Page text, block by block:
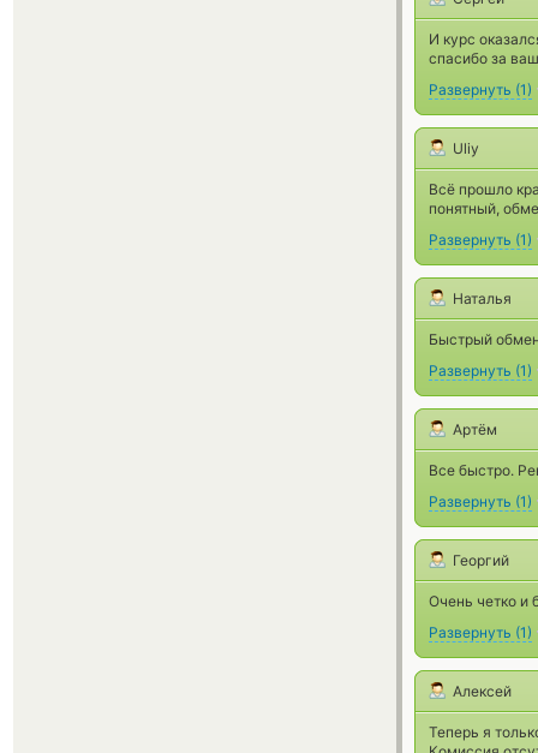
И курс
спасибо за
Развернуть (1)
Uliy
Всё прошло
понятный,
Развернуть (1)
Наталья
Быстрый
Развернуть (1)
Артём
Все быстро.
Развернуть (1)
Георгий
Очень четко и
Развернуть (1)
Алексей
Теперь я